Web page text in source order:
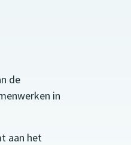
de
in
aan het